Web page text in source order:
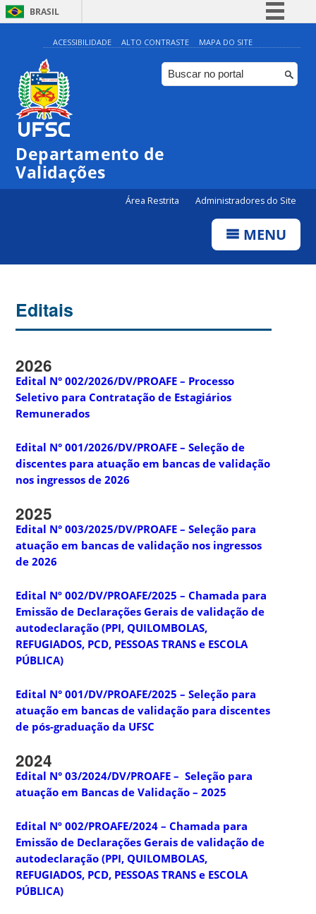
BRASIL
Simplifique!
Comunica BR
Participe
ACESSIBILIDADE ALTO CONTRASTE MAPA DO SITE
Departamento de
Validações
Área Restrita Administradores do Site
MENU
Editais
2026
Edital N° 002/2026/DV/PROAFE – Processo
Seletivo para Contratação de Estagiários
Remunerados
Edital N° 001/2026/DV/PROAFE – Seleção de
discentes para atuação em bancas de validação
nos ingressos de 2026
2025
Edital N° 003/2025/DV/PROAFE – Seleção para
atuação em bancas de validação nos ingressos
de 2026
Edital Nº 002/DV/PROAFE/2025 – Chamada para
Emissão de Declarações Gerais de validação de
autodeclaração (PPI, QUILOMBOLAS,
REFUGIADOS, PCD, PESSOAS TRANS e ESCOLA
PÚBLICA)
Edital N° 001/DV/PROAFE/2025 – Seleção para
atuação em bancas de validação para discentes
de pós-graduação da UFSC
2024
Edital N° 03/2024/DV/PROAFE – Seleção para
atuação em Bancas de Validação – 2025
Edital Nº 002/PROAFE/2024 – Chamada para
Emissão de Declarações Gerais de validação de
autodeclaração (PPI, QUILOMBOLAS,
REFUGIADOS, PCD, PESSOAS TRANS e ESCOLA
PÚBLICA)